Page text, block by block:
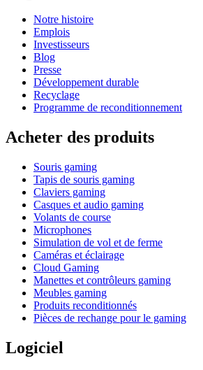
Notre histoire
Emplois
Investisseurs
Blog
Presse
Développement durable
Recyclage
Programme de reconditionnement
Acheter des produits
Souris gaming
Tapis de souris gaming
Claviers gaming
Casques et audio gaming
Volants de course
Microphones
Simulation de vol et de ferme
Caméras et éclairage
Cloud Gaming
Manettes et contrôleurs gaming
Meubles gaming
Produits reconditionnés
Pièces de rechange pour le gaming
Logiciel